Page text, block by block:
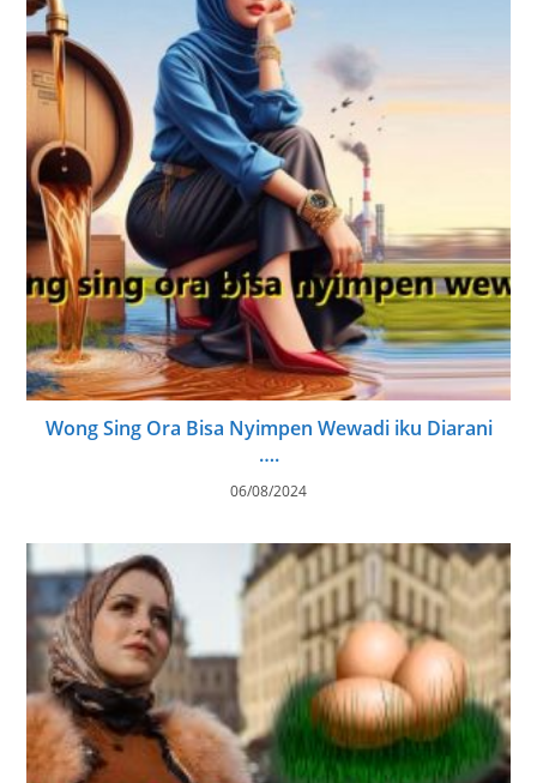
Wong Sing Ora Bisa Nyimpen Wewadi iku Diarani
….
06/08/2024